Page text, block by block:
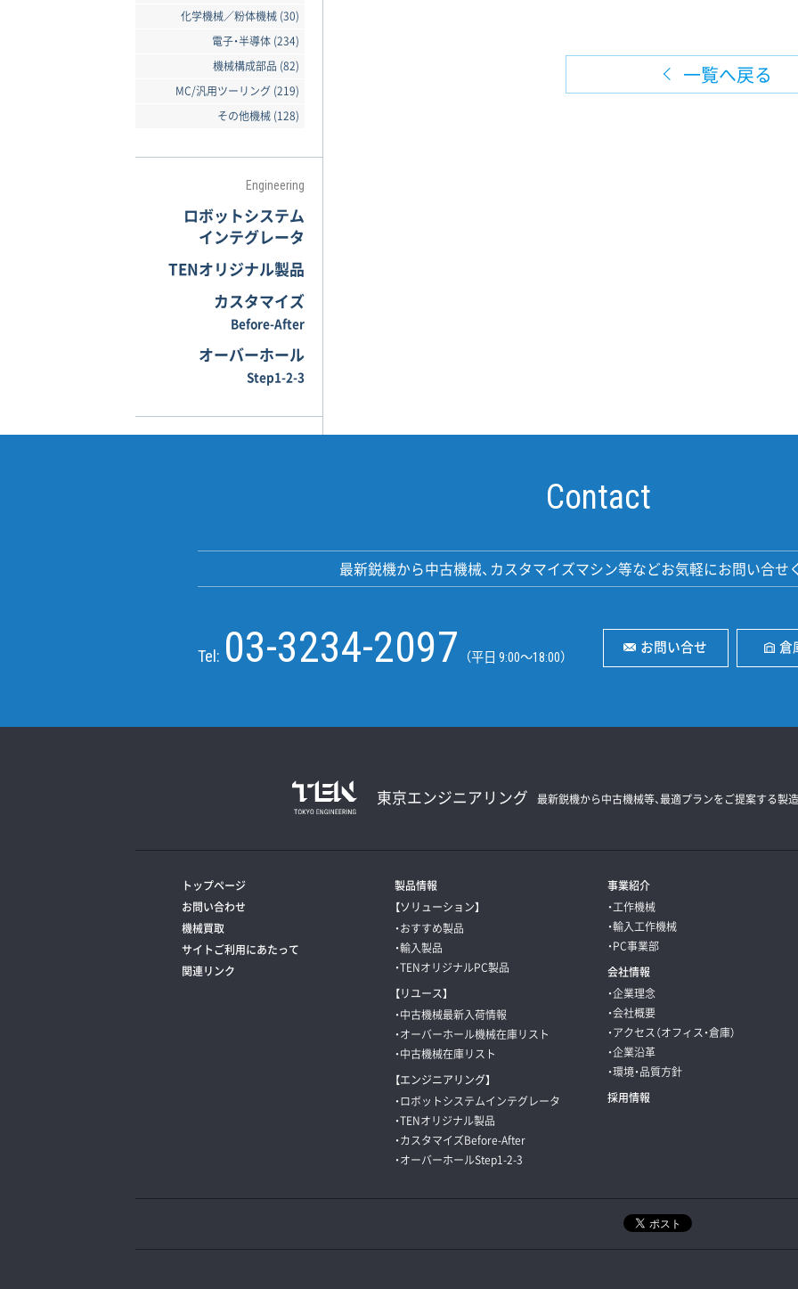
一覧へ戻る
化学機械／粉体機械 (30)
電子・半導体 (234)
機械構成部品 (82)
MC/汎用ツーリング (219)
その他機械 (128)
Engineering
ロボットシステム
インテグレータ
TENオリジナル製品
カスタマイズ
Before-After
オーバーホール
Step1-2-3
Contact
最新鋭機から中古機械、カスタマイズマシン等などお気軽にお問い合せ
Tel: 03-3234-2097 （平日 9:00〜18:00）
お問い合せ 倉
東京エンジニアリング 最新鋭機から中古機械等、最適プランをご提案する製
トップページ
お問い合わせ
機械買取
サイトご利用にあたって
関連リンク
製品情報
【ソリューション】
・おすすめ製品
・輸入製品
・TENオリジナルPC製品
【リユース】
・中古機械最新入荷情報
・オーバーホール機械在庫リスト
・中古機械在庫リスト
【エンジニアリング】
・ロボットシステムインテグレータ
・TENオリジナル製品
・カスタマイズBefore-After
・オーバーホールStep1-2-3
事業紹介
・工作機械
・輸入工作機械
・PC事業部
会社情報
・企業理念
・会社概要
・アクセス（オフィス・倉庫）
・企業沿革
・環境・品質方針
採用情報